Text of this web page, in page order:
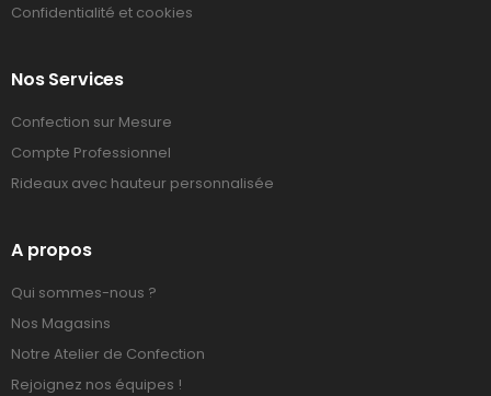
Confidentialité et cookies
Nos Services
Confection sur Mesure
Compte Professionnel
Rideaux avec hauteur personnalisée
A propos
Qui sommes-nous ?
Nos Magasins
Notre Atelier de Confection
Rejoignez nos équipes !